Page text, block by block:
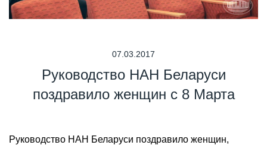
07.03.2017
Руководство НАН Беларуси
поздравило женщин с 8 Марта
Руководство НАН Беларуси поздравило женщин,